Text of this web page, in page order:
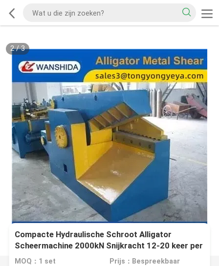
2/3
Compacte Hydraulische Schroot Alligator
Scheermachine 2000kN Snijkracht 12-20 keer per
minuut
MOQ：1 set Prijs：Bespreekbaar